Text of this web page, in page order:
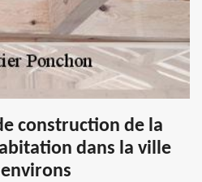
construction de la
dans la ville